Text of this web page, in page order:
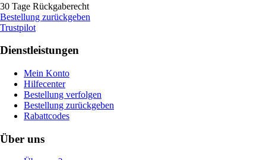
30 Tage Rückgaberecht
Bestellung zurückgeben
Trustpilot
Dienstleistungen
Mein Konto
Hilfecenter
Bestellung verfolgen
Bestellung zurückgeben
Rabattcodes
Über uns